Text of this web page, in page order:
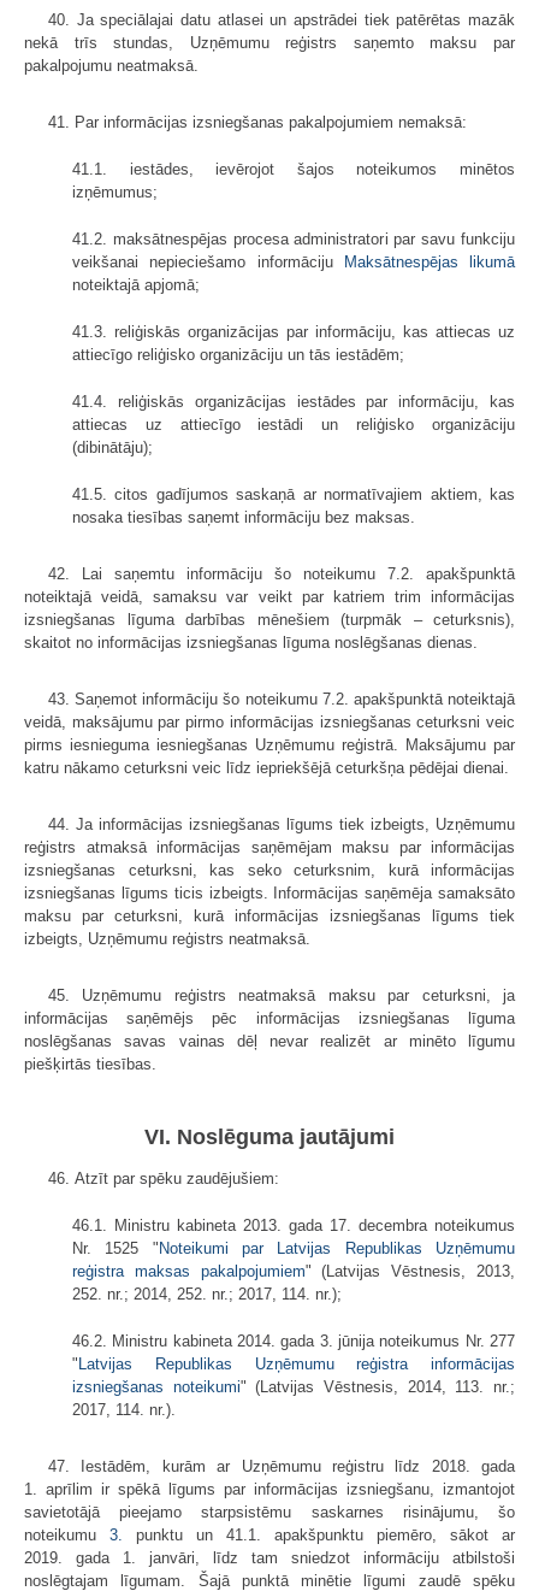
40. Ja speciālajai datu atlasei un apstrādei tiek patērētas mazāk
nekā trīs stundas, Uzņēmumu reģistrs saņemto maksu par
pakalpojumu neatmaksā.
41. Par informācijas izsniegšanas pakalpojumiem nemaksā:
41.1. iestādes, ievērojot šajos noteikumos minētos
izņēmumus;
41.2. maksātnespējas procesa administratori par savu funkciju
veikšanai nepieciešamo informāciju
Maksātnespējas likumā
noteiktajā apjomā;
41.3. reliģiskās organizācijas par informāciju, kas attiecas uz
attiecīgo reliģisko organizāciju un tās iestādēm;
41.4. reliģiskās organizācijas iestādes par informāciju, kas
attiecas uz attiecīgo iestādi un reliģisko organizāciju
(dibinātāju);
41.5. citos gadījumos saskaņā ar normatīvajiem aktiem, kas
nosaka tiesības saņemt informāciju bez maksas.
42. Lai saņemtu informāciju šo noteikumu 7.2. apakšpunktā
noteiktajā veidā, samaksu var veikt par katriem trim informācijas
izsniegšanas līguma darbības mēnešiem (turpmāk – ceturksnis),
skaitot no informācijas izsniegšanas līguma noslēgšanas dienas.
43. Saņemot informāciju šo noteikumu 7.2. apakšpunktā noteiktajā
veidā, maksājumu par pirmo informācijas izsniegšanas ceturksni veic
pirms iesnieguma iesniegšanas Uzņēmumu reģistrā. Maksājumu par
katru nākamo ceturksni veic līdz iepriekšējā ceturkšņa pēdējai dienai.
44. Ja informācijas izsniegšanas līgums tiek izbeigts, Uzņēmumu
reģistrs atmaksā informācijas saņēmējam maksu par informācijas
izsniegšanas ceturksni, kas seko ceturksnim, kurā informācijas
izsniegšanas līgums ticis izbeigts. Informācijas saņēmēja samaksāto
maksu par ceturksni, kurā informācijas izsniegšanas līgums tiek
izbeigts, Uzņēmumu reģistrs neatmaksā.
45. Uzņēmumu reģistrs neatmaksā maksu par ceturksni, ja
informācijas saņēmējs pēc informācijas izsniegšanas līguma
noslēgšanas savas vainas dēļ nevar realizēt ar minēto līgumu
piešķirtās tiesības.
VI. Noslēguma jautājumi
46. Atzīt par spēku zaudējušiem:
46.1. Ministru kabineta 2013. gada 17. decembra noteikumus
Nr. 1525 " Noteikumi par Latvijas Republikas Uzņēmumu
reģistra maksas pakalpojumiem" (Latvijas Vēstnesis, 2013,
252. nr.; 2014, 252. nr.; 2017, 114. nr.);
46.2. Ministru kabineta 2014. gada 3. jūnija noteikumus Nr. 277
" Latvijas Republikas Uzņēmumu reģistra informācijas
izsniegšanas noteikumi" (Latvijas Vēstnesis, 2014, 113. nr.;
2017, 114. nr.).
47. Iestādēm, kurām ar Uzņēmumu reģistru līdz 2018. gada
1. aprīlim ir spēkā līgums par informācijas izsniegšanu, izmantojot
savietotājā pieejamo starpsistēmu saskarnes risinājumu, šo
noteikumu 3.
punktu un 41.1. apakšpunktu piemēro, sākot ar
2019. gada 1. janvāri, līdz tam sniedzot informāciju atbilstoši
noslēgtajam līgumam. Šajā punktā minētie līgumi zaudē spēku